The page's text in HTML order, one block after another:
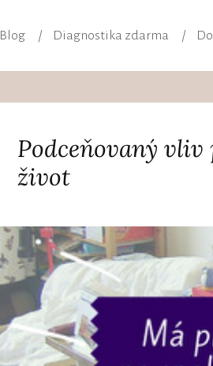
Blog Diagnostika zdarma
Podceňovaný
život